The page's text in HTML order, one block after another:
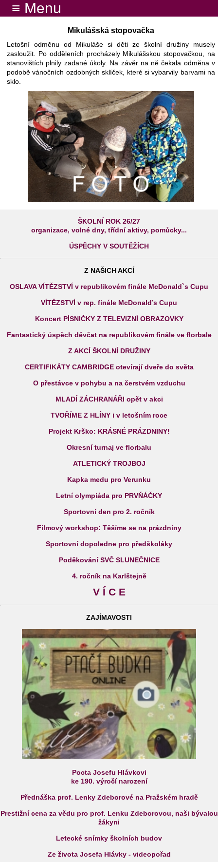
≡ Menu
Mikulášská stopovačka
Letošní odměnu od Mikuláše si děti ze školní družiny musely
zasloužit. Po odděleních procházely Mikulášskou stopovačkou, na
stanovištích plnily zadané úkoly. Na závěr na ně čekala odměna v
podobě vánočních ozdobných sklíček, které si vybarvily barvami na
sklo.
ŠKOLNÍ ROK 26/27
organizace, volné dny, třídní aktivy, pomůcky...
ÚSPĚCHY V SOUTĚŽÍCH
Z NAŠICH AKCÍ
OSLAVA VÍTĚZSTVÍ v republikovém finále McDonald`s Cupu
VÍTĚZSTVÍ v rep. finále McDonald’s Cupu
Koncert PÍSNIČKY Z TELEVIZNÍ OBRAZOVKY
Fantastický úspěch děvčat na republikovém finále ve florbale
Z AKCÍ ŠKOLNÍ DRUŽINY
CERTIFIKÁTY CAMBRIDGE otevírají dveře do světa
O přestávce v pohybu a na čerstvém vzduchu
MLADÍ ZÁCHRANÁŘI opět v akci
TVOŘÍME Z HLÍNY i v letošním roce
Projekt Krško: KRÁSNÉ PRÁZDNINY!
Okresní turnaj ve florbalu
ATLETICKÝ TROJBOJ
Kapka medu pro Verunku
Letní olympiáda pro PRVŇÁČKY
Sportovní den pro 2. ročník
Filmový workshop: Těšíme se na prázdniny
Sportovní dopoledne pro předškoláky
Poděkování SVČ SLUNEČNICE
4. ročník na Karlštejně
V Í C E
ZAJÍMAVOSTI
Pocta Josefu Hlávkovi
ke 190. výročí narození
Přednáška prof. Lenky Zdeborové na Pražském hradě
Prestižní cena za vědu pro prof. Lenku Zdeborovou, naši bývalou
žákyni
Letecké snímky školních budov
Ze života Josefa Hlávky - videopořad